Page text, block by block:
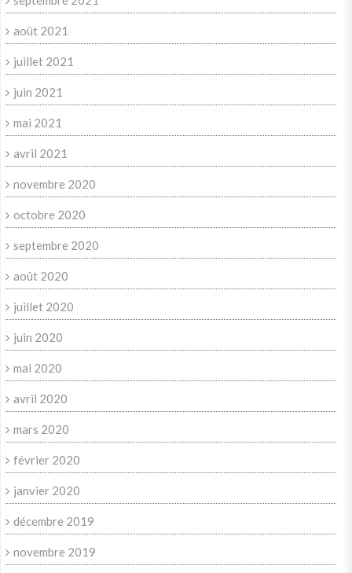
août 2021
juillet 2021
juin 2021
mai 2021
avril 2021
novembre 2020
octobre 2020
septembre 2020
août 2020
juillet 2020
juin 2020
mai 2020
avril 2020
mars 2020
février 2020
janvier 2020
décembre 2019
novembre 2019